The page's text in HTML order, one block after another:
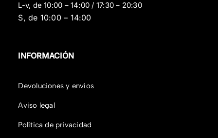
L-v, de 10:00 – 14:00 / 17:30 – 20:30
S, de 10:00 – 14:00
INFORMACIÓN
Devoluciones y envíos
Aviso legal
Política de privacidad